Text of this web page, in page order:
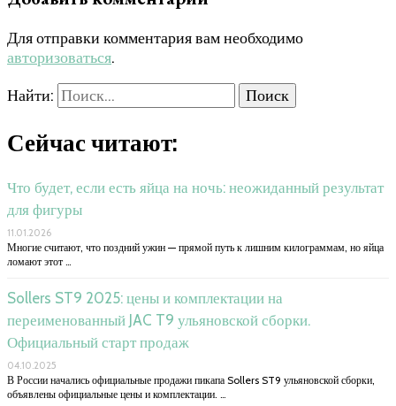
Для отправки комментария вам необходимо
авторизоваться.
Найти:
Сейчас читают:
Что будет, если есть яйца на ночь: неожиданный результат
для фигуры
11.01.2026
Многие считают, что поздний ужин — прямой путь к лишним килограммам, но яйца
ломают этот …
Sollers ST9 2025: цены и комплектации на
переименованный JAC T9 ульяновской сборки.
Официальный старт продаж
04.10.2025
В России начались официальные продажи пикапа Sollers ST9 ульяновской сборки,
объявлены официальные цены и комплектации. …